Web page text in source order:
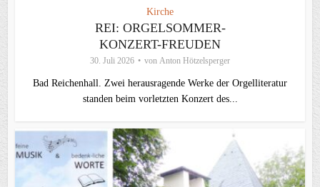
Kirche
REI: ORGELSOMMER-
KONZERT-FREUDEN
30. Juli 2026 von Anton Hötzelsperger
Bad Reichenhall. Zwei herausragende Werke der Orgelliteratur
standen beim vorletzten Konzert des...